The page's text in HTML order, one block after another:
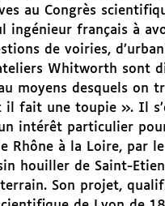
au Congrès
ingénieur français à
de voiries,
Whitworth sont
moyens desquels on
fait une toupie ». Il
intérêt particulier
Rhône à la Loire, par
houiller de Saint-
Son projet,